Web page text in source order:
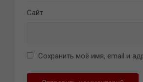
Сайт
Сохранить моё имя, email и